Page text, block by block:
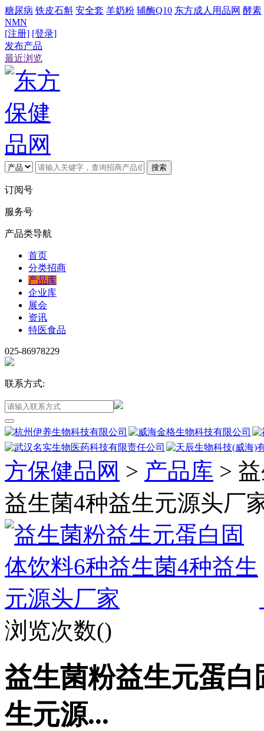
糖尿病 铁皮石斛 安全套 羊奶粉 辅酶Q10 东方成人用品网 酵素
NMN
[注册] [登录]
发布产品
最近浏览
搜索
订阅号
服务号
产品类导航
首页
分类招商
产品库
企业库
展会
资讯
特医食品
025-86978229
联系方式:
方保健品网 > 产品库 >
益生菌4种益生元源头厂
浏览次数()
益生菌粉益生元蛋
生元源...